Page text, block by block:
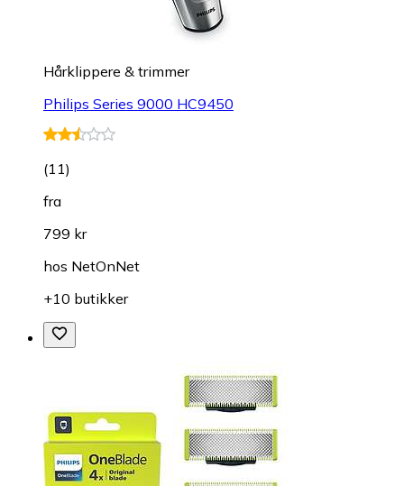
Hårklippere & trimmer
Philips Series 9000 HC9450
(11)
fra
799 kr
hos NetOnNet
+10 butikker